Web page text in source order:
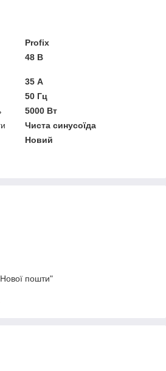
Profix
48 В
35 А
50 Гц
5000 Вт
Чиста синусоїда
Новий
пошти"